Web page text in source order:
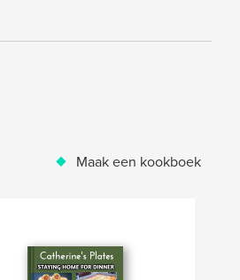
Maak een kookboek